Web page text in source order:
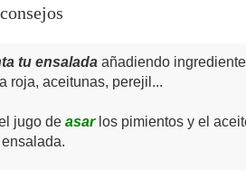
tu ensalada añadiendo
roja, aceitunas, perejil...
jugo de asarlos pimientos y el